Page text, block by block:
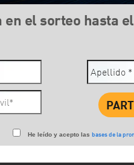
en el sorteo hasta
He leído y acepto lasbases de la